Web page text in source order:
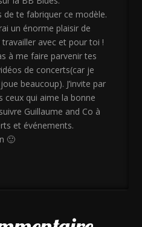
de te fabriquer ce modèle.
un énorme plaisir de
avec et pour toi !
à me faire parvenir tes
de concerts(car je
beaucoup). J’invite par
ceux qui aime la bonne
Guillaume and Co à
et événements.
🙂